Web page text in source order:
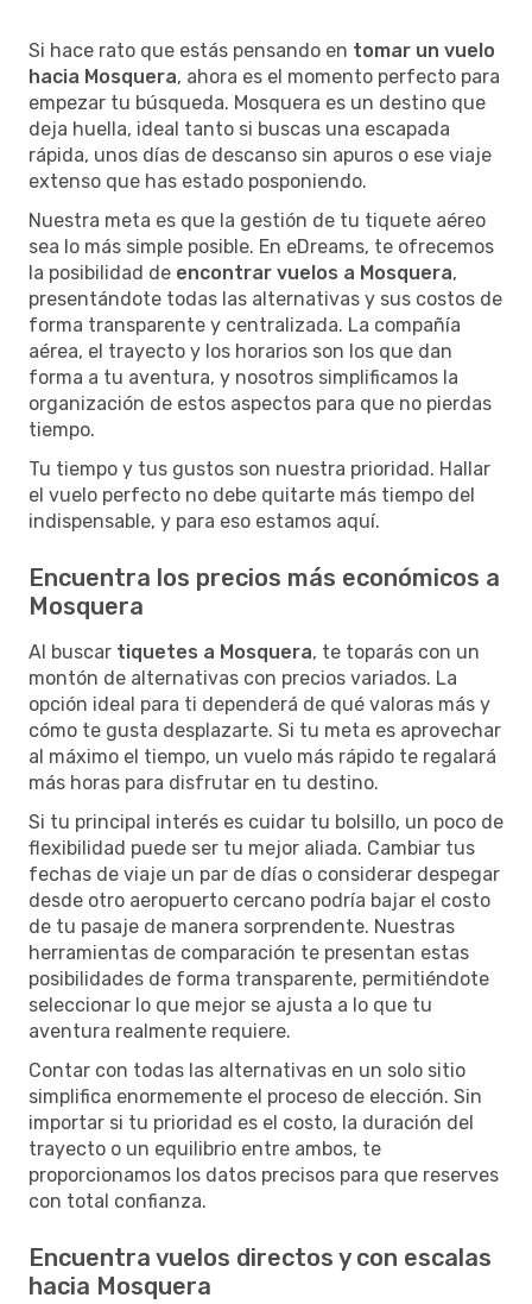
Si hace rato que estás pensando en tomar un vuelo
hacia Mosquera, ahora es el momento perfecto para
empezar tu búsqueda. Mosquera es un destino que
deja huella, ideal tanto si buscas una escapada
rápida, unos días de descanso sin apuros o ese viaje
extenso que has estado posponiendo.
Nuestra meta es que la gestión de tu tiquete aéreo
sea lo más simple posible. En eDreams, te ofrecemos
la posibilidad de encontrar vuelos a Mosquera,
presentándote todas las alternativas y sus costos de
forma transparente y centralizada. La compañía
aérea, el trayecto y los horarios son los que dan
forma a tu aventura, y nosotros simplificamos la
organización de estos aspectos para que no pierdas
tiempo.
Tu tiempo y tus gustos son nuestra prioridad. Hallar
el vuelo perfecto no debe quitarte más tiempo del
indispensable, y para eso estamos aquí.
Encuentra los precios más económicos a
Mosquera
Al buscar tiquetes a Mosquera, te toparás con un
montón de alternativas con precios variados. La
opción ideal para ti dependerá de qué valoras más y
cómo te gusta desplazarte. Si tu meta es aprovechar
al máximo el tiempo, un vuelo más rápido te regalará
más horas para disfrutar en tu destino.
Si tu principal interés es cuidar tu bolsillo, un poco de
flexibilidad puede ser tu mejor aliada. Cambiar tus
fechas de viaje un par de días o considerar despegar
desde otro aeropuerto cercano podría bajar el costo
de tu pasaje de manera sorprendente. Nuestras
herramientas de comparación te presentan estas
posibilidades de forma transparente, permitiéndote
seleccionar lo que mejor se ajusta a lo que tu
aventura realmente requiere.
Contar con todas las alternativas en un solo sitio
simplifica enormemente el proceso de elección. Sin
importar si tu prioridad es el costo, la duración del
trayecto o un equilibrio entre ambos, te
proporcionamos los datos precisos para que reserves
con total confianza.
Encuentra vuelos directos y con escalas
hacia Mosquera